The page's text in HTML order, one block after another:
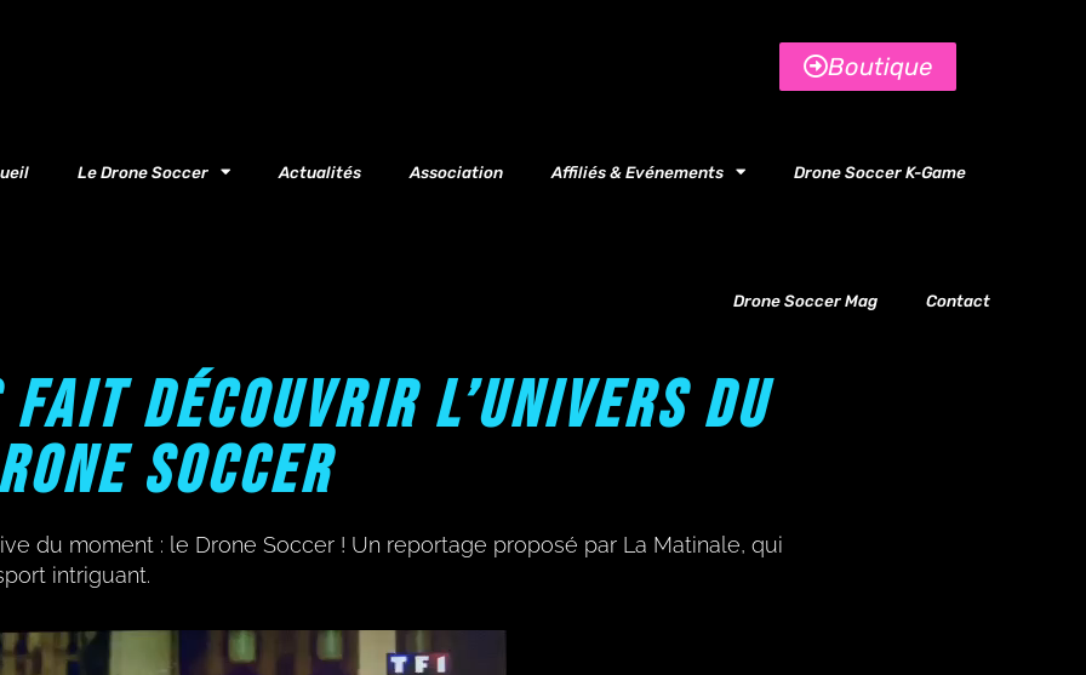
Boutique
Le Drone Soccer Actualités Association Affiliés & Evénements Drone Soccer K-Game
Drone Soccer Mag Contact
DÉCOUVRIR L’UNIVERS DU
SOCCER
du moment : le Drone Soccer ! Un reportage proposé par La Matinale, qui
intriguant.